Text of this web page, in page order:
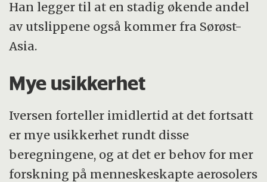
Han legger til at en stadig økende andel
av utslippene også kommer fra Sørøst-
Asia.
Mye usikkerhet
Iversen forteller imidlertid at det fortsatt
er mye usikkerhet rundt disse
beregningene, og at det er behov for mer
forskning på menneskeskapte aerosolers